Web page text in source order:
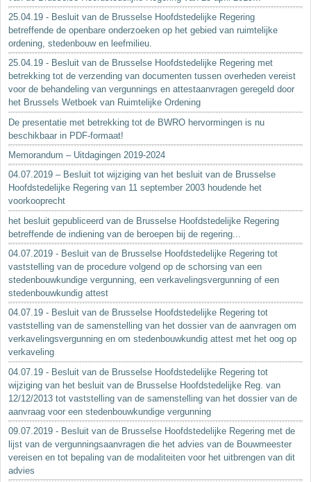
25.04.19 - Besluit van de Brusselse Hoofdstedelijke Regering
betreffende de openbare onderzoeken op het gebied van ruimtelijke
ordening, stedenbouw en leefmilieu.
25.04.19 - Besluit van de Brusselse Hoofdstedelijke Regering met
betrekking tot de verzending van documenten tussen overheden vereist
voor de behandeling van vergunnings en attestaanvragen geregeld door
het Brussels Wetboek van Ruimtelijke Ordening
De presentatie met betrekking tot de BWRO hervormingen is nu
beschikbaar in PDF-formaat!
Memorandum – Uitdagingen 2019-2024
04.07.2019 – Besluit tot wijziging van het besluit van de Brusselse
Hoofdstedelijke Regering van 11 september 2003 houdende het
voorkooprecht
het besluit gepubliceerd van de Brusselse Hoofdstedelijke Regering
betreffende de indiening van de beroepen bij de regering...
04.07.2019 - Besluit van de Brusselse Hoofdstedelijke Regering tot
vaststelling van de procedure volgend op de schorsing van een
stedenbouwkundige vergunning, een verkavelingsvergunning of een
stedenbouwkundig attest
04.07.19 - Besluit van de Brusselse Hoofdstedelijke Regering tot
vaststelling van de samenstelling van het dossier van de aanvragen om
verkavelingsvergunning en om stedenbouwkundig attest met het oog op
verkaveling
04.07.19 - Besluit van de Brusselse Hoofdstedelijke Regering tot
wijziging van het besluit van de Brusselse Hoofdstedelijke Reg. van
12/12/2013 tot vaststelling van de samenstelling van het dossier van de
aanvraag voor een stedenbouwkundige vergunning
09.07.2019 - Besluit van de Brusselse Hoofdstedelijke Regering met de
lijst van de vergunningsaanvragen die het advies van de Bouwmeester
vereisen en tot bepaling van de modaliteiten voor het uitbrengen van dit
advies